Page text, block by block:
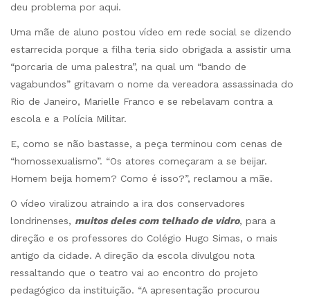
deu problema por aqui.
Uma mãe de aluno postou vídeo em rede social se dizendo
estarrecida porque a filha teria sido obrigada a assistir uma
“porcaria de uma palestra”, na qual um “bando de
vagabundos” gritavam o nome da vereadora assassinada do
Rio de Janeiro, Marielle Franco e se rebelavam contra a
escola e a Polícia Militar.
E, como se não bastasse, a peça terminou com cenas de
“homossexualismo”. “Os atores começaram a se beijar.
Homem beija homem? Como é isso?”, reclamou a mãe.
O vídeo viralizou atraindo a ira dos conservadores
londrinenses, muitos deles com telhado de vidro, para a
direção e os professores do Colégio Hugo Simas, o mais
antigo da cidade. A direção da escola divulgou nota
ressaltando que o teatro vai ao encontro do projeto
pedagógico da instituição. “A apresentação procurou